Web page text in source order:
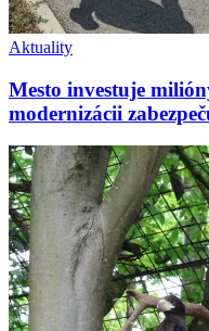
Aktuality
Mesto investuje
modernizácii